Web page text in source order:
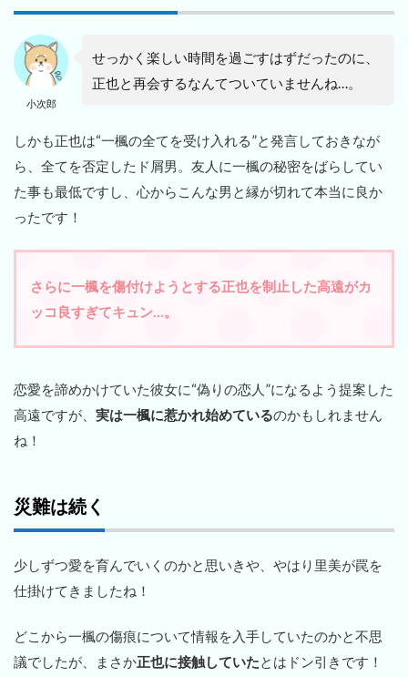
小次郎
せっかく楽しい時間を過ごすはずだったのに、
正也と再会するなんてついていませんね…。
しかも正也は“一楓の全てを受け入れる”と発言しておきなが
ら、全てを否定したド屑男。友人に一楓の秘密をばらしてい
た事も最低ですし、心からこんな男と縁が切れて本当に良か
ったです！
さらに一楓を傷付けようとする正也を制止した高遠がカ
ッコ良すぎてキュン…。
恋愛を諦めかけていた彼女に“偽りの恋人”になるよう提案した
高遠ですが、 実は一楓に惹かれ始めているのかもしれません
ね！
災難は続く
少しずつ愛を育んでいくのかと思いきや、やはり里美が罠を
仕掛けてきましたね！
どこから一楓の傷痕について情報を入手していたのかと不思
議でしたが、まさか正也に接触していたとはドン引きです！